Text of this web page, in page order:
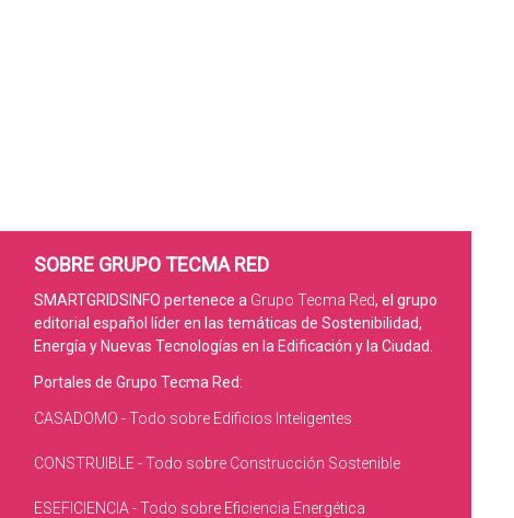
SOBRE GRUPO TECMA RED
SMARTGRIDSINFO pertenece a Grupo Tecma Red, el grupo
editorial español líder en las temáticas de Sostenibilidad,
Energía y Nuevas Tecnologías en la Edificación y la Ciudad.
Portales de Grupo Tecma Red:
CASADOMO - Todo sobre Edificios Inteligentes
CONSTRUIBLE - Todo sobre Construcción Sostenible
ESEFICIENCIA - Todo sobre Eficiencia Energética